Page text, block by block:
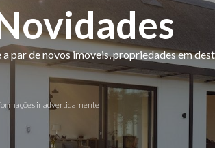
par de novos imoveis, propriedades em
inadvertidamente